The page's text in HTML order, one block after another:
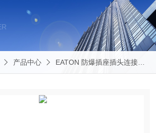
产品中心 EATON 防爆插座插头连接器